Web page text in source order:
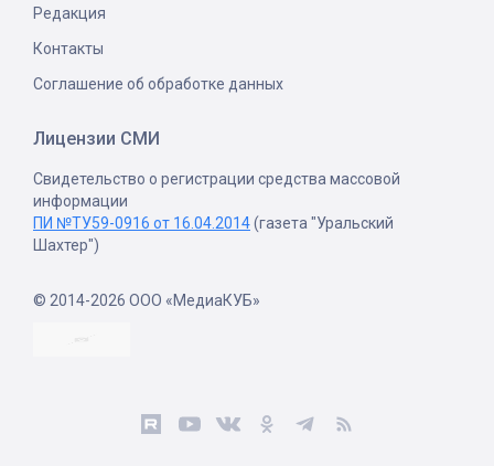
Редакция
Контакты
Соглашение об обработке данных
Лицензии СМИ
Свидетельство о регистрации средства массовой
информации
ПИ №ТУ59-0916 от 16.04.2014(газета "Уральский
Шахтер")
© 2014-2026 ООО «МедиаКУБ»